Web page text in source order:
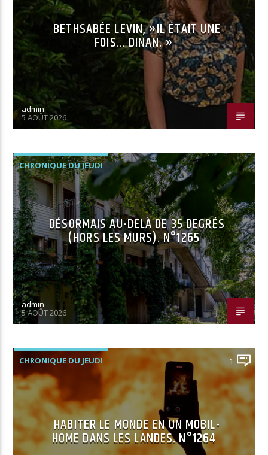
BETHSABÉE LEVIN, »IL ÉTAIT UNE
FOIS… DINAN. »
admin
5 AOÛT 2026
CHRONIQUE DU JEUDI
DÉSORMAIS AU-DELÀ DE 35 DEGRÉS
(HORS LES MURS). N°1265
admin
5 AOÛT 2026
CHRONIQUE DU JEUDI 1
HABITER LE MONDE EN UN MOBIL-
HOME DANS LES LANDES. N°1264